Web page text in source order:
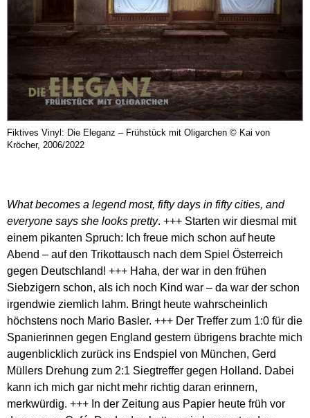
Fiktives Vinyl: Die Eleganz – Frühstück mit Oligarchen © Kai von
Kröcher, 2006/2022
What becomes a legend most, fifty days in fifty cities, and
everyone says she looks pretty. +++ Starten wir diesmal mit
einem pikanten Spruch: Ich freue mich schon auf heute
Abend – auf den Trikottausch nach dem Spiel Österreich
gegen Deutschland! +++ Haha, der war in den frühen
Siebzigern schon, als ich noch Kind war – da war der schon
irgendwie ziemlich lahm. Bringt heute wahrscheinlich
höchstens noch Mario Basler. +++ Der Treffer zum 1:0 für die
Spanierinnen gegen England gestern übrigens brachte mich
augenblicklich zurück ins Endspiel von München, Gerd
Müllers Drehung zum 2:1 Siegtreffer gegen Holland. Dabei
kann ich mich gar nicht mehr richtig daran erinnern,
merkwürdig. +++ In der Zeitung aus Papier heute früh vor